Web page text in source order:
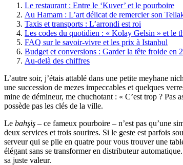
Le restaurant : Entre le ‘Kuver’ et le pourboire
Au Hamam : L’art délicat de remercier son
Taxis et transports : L’arrondi est roi
Les codes du quotidien : « Kolay Gelsin » et le
FAQ sur le savoir-vivre et les prix à Istanbul
Budget et conversions : Garder la tête froide en
Au-delà des chiffres
L’autre soir, j’étais attablé dans une petite meyhane
une succession de mezes impeccables et quelques
mine de démineur, me chuchotant : « C’est trop ? Pas
possède pas les clés de la ville.
Le bahşiş – ce fameux pourboire – n’est pas qu’une
deux services et trois sourires. Si le geste est parfois
serveur qui se plie en quatre pour vous trouver une
élégant sans se transformer en distributeur
sa juste valeur.